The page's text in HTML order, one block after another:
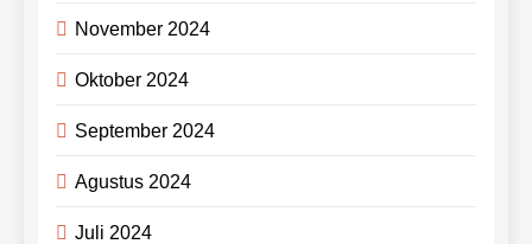
November 2024
Oktober 2024
September 2024
Agustus 2024
Juli 2024